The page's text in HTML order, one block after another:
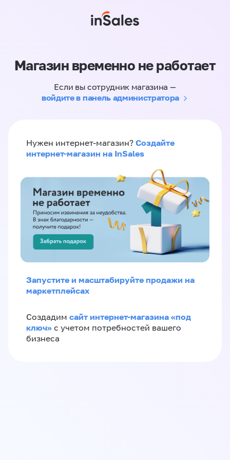
Магазин временно не работает
Если вы сотрудник магазина —
войдите в панель администратора
Нужен интернет-магазин? Создайте
интернет-магазин на InSales
Запустите и масштабируйте продажи на
маркетплейсах
Создадим сайт интернет-магазина «под
ключ» с учетом потребностей вашего
бизнеса